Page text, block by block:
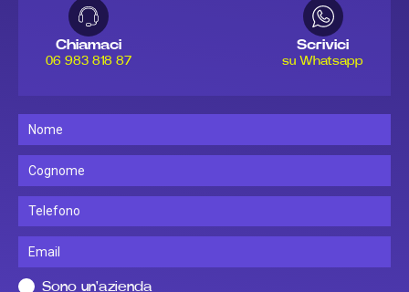
Chiamaci
06 983 818 87
Scrivici
su Whatsapp
Sono un'azienda